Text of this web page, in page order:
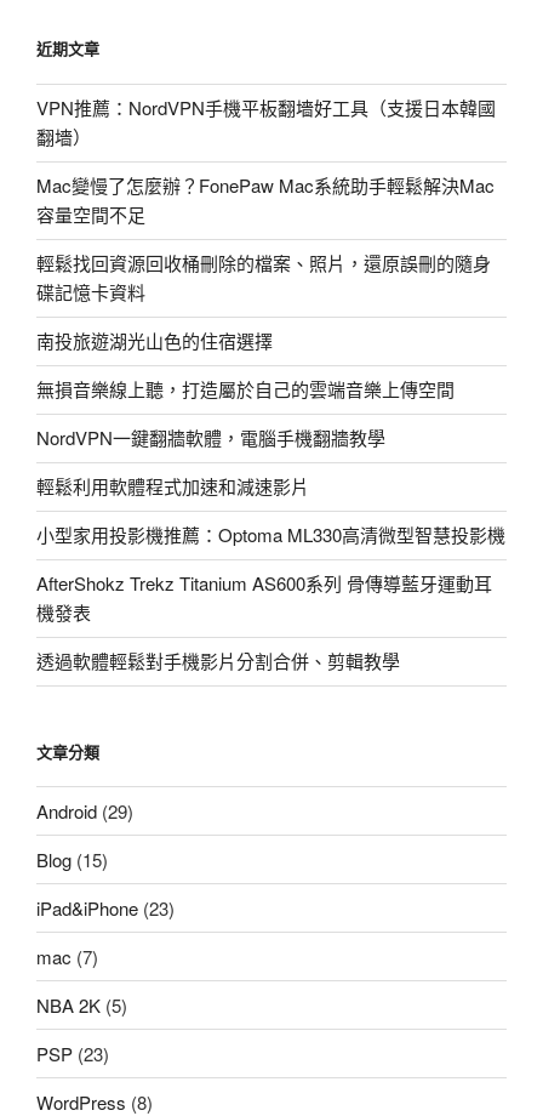
偉
影
2011
羽
球
世
錦
賽
決
賽〉
近期文章
VPN推薦：NordVPN手機平板翻墻好工具（支援日本韓國
翻墻）
Mac變慢了怎麼辦？FonePaw Mac系統助手輕鬆解決Mac
容量空間不足
輕鬆找回資源回收桶刪除的檔案、照片，還原誤刪的隨身
碟記憶卡資料
南投旅遊湖光山色的住宿選擇
無損音樂線上聽，打造屬於自己的雲端音樂上傳空間
NordVPN一鍵翻牆軟體，電腦手機翻牆教學
輕鬆利用軟體程式加速和減速影片
小型家用投影機推薦：Optoma ML330高清微型智慧投影機
AfterShokz Trekz Titanium AS600系列 骨傳導藍牙運動耳
機發表
透過軟體輕鬆對手機影片分割合併、剪輯教學
文章分類
Android (29)
Blog (15)
iPad&iPhone (23)
mac (7)
NBA 2K (5)
PSP (23)
WordPress (8)